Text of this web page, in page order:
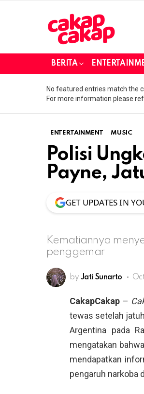
BERITA
No featured entries match the
For more information please
ENTERTAINMENT MUSIC
Polisi
Payne,
GET UPDATES IN
Kematiannya
penggemar
by Jati Sunarto
CakapCakap –
tewas setelah
Argentina pada
mengatakan
mendapatkan
pengaruh narkoba